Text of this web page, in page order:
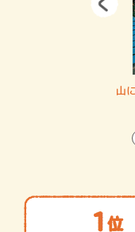
山